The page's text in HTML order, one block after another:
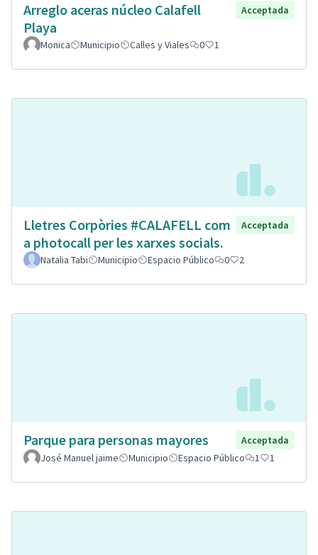
Arreglo aceras núcleo Calafell
Playa
Acceptada
Monica Municipio Calles y Viales 0 1
Lletres Corpòries #CALAFELL com
a photocall per les xarxes socials.
Acceptada
Natalia Tabi Municipio Espacio Público 0 2
Parque para personas mayores
Acceptada
José Manuel jaime
Municipio Espacio Público 1 1